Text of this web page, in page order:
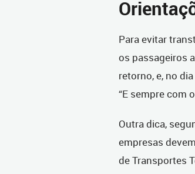
Para evitar
os passageiros
retorno, e, no
“E sempre com
Outra dica,
empresas
de Transportes